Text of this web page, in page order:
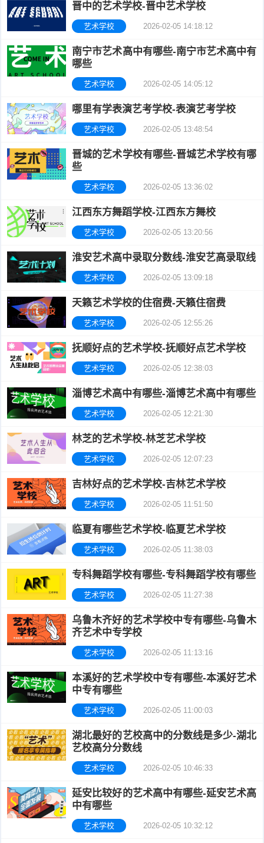
晋中的艺术学校-晋中艺术学校
艺术学校 2026-02-05 14:18:12
南宁市艺术高中有哪些-南宁市艺术高中有
哪些
艺术学校 2026-02-05 14:05:12
哪里有学表演艺考学校-表演艺考学校
艺术学校 2026-02-05 13:48:54
晋城的艺术学校有哪些-晋城艺术学校有哪
些
艺术学校 2026-02-05 13:36:02
江西东方舞蹈学校-江西东方舞校
艺术学校 2026-02-05 13:20:56
淮安艺术高中录取分数线-淮安艺高录取线
艺术学校 2026-02-05 13:09:18
天籁艺术学校的住宿费-天籁住宿费
艺术学校 2026-02-05 12:55:26
抚顺好点的艺术学校-抚顺好点艺术学校
艺术学校 2026-02-05 12:38:03
淄博艺术高中有哪些-淄博艺术高中有哪些
艺术学校 2026-02-05 12:21:30
林芝的艺术学校-林芝艺术学校
艺术学校 2026-02-05 12:07:23
吉林好点的艺术学校-吉林艺术学校
艺术学校 2026-02-05 11:51:50
临夏有哪些艺术学校-临夏艺术学校
艺术学校 2026-02-05 11:38:03
专科舞蹈学校有哪些-专科舞蹈学校有哪些
艺术学校 2026-02-05 11:27:38
乌鲁木齐好的艺术学校中专有哪些-乌鲁木
齐艺术中专学校
艺术学校 2026-02-05 11:13:16
本溪好的艺术学校中专有哪些-本溪好艺术
中专有哪些
艺术学校 2026-02-05 11:00:03
湖北最好的艺校高中的分数线是多少-湖北
艺校高分分数线
艺术学校 2026-02-05 10:46:33
延安比较好的艺术高中有哪些-延安艺术高
中有哪些
艺术学校 2026-02-05 10:32:12